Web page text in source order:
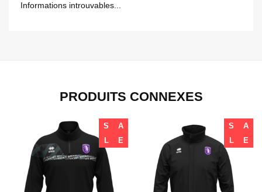
Informations introuvables...
PRODUITS CONNEXES
S
A
L
E
S
A
L
E